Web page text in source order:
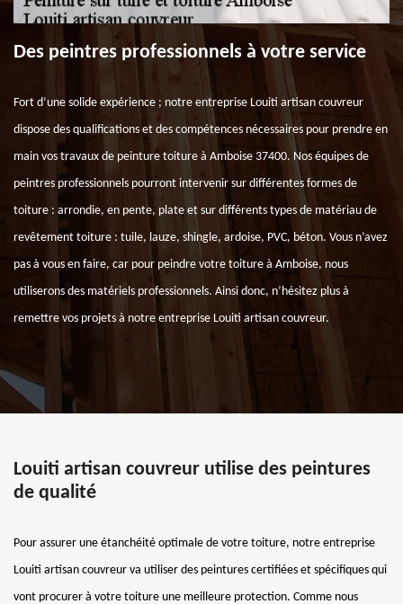
Des peintres professionnels à votre service
Fort d’une solide expérience ; notre entreprise Louiti artisan couvreur
dispose des qualifications et des compétences nécessaires pour prendre en
main vos travaux de peinture toiture à Amboise 37400. Nos équipes de
peintres professionnels pourront intervenir sur différentes formes de
toiture : arrondie, en pente, plate et sur différents types de matériau de
revêtement toiture : tuile, lauze, shingle, ardoise, PVC, béton. Vous n’avez
pas à vous en faire, car pour peindre votre toiture à Amboise, nous
utiliserons des matériels professionnels. Ainsi donc, n’hésitez plus à
remettre vos projets à notre entreprise Louiti artisan couvreur.
Louiti artisan couvreur utilise des peintures
de qualité
Pour assurer une étanchéité optimale de votre toiture, notre entreprise
Louiti artisan couvreur va utiliser des peintures certifiées et spécifiques qui
vont procurer à votre toiture une meilleure protection. Comme nous